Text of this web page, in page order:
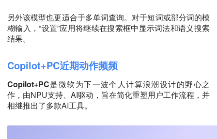
另外该模型也更适合于多单词查询。对于短词或部分词的模
糊输入，“设置”应用将继续在搜索框中显示词法和语义搜索
结果。
Copilot+PC近期动作频频
Copilot+PC是微软为下一波个人计算浪潮设计的野心之
作，由NPU支持、AI驱动，旨在简化重塑用户工作流程，并
相继推出了多款AI工具。